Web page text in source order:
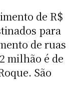
de R$
para
de ruas
milhão é de
São